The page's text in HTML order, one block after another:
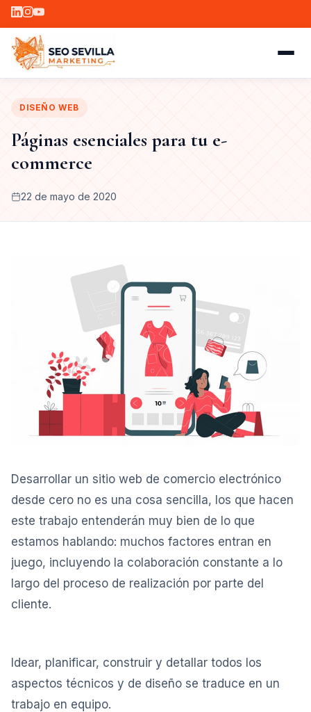
DISEÑO WEB
Páginas esenciales para tu e-
commerce
22 de mayo de 2020
Desarrollar un sitio web de comercio electrónico
desde cero no es una cosa sencilla, los que hacen
este trabajo entenderán muy bien de lo que
estamos hablando: muchos factores entran en
juego, incluyendo la colaboración constante a lo
largo del proceso de realización por parte del
cliente.
Idear, planificar, construir y detallar todos los
aspectos técnicos y de diseño se traduce en un
trabajo en equipo.